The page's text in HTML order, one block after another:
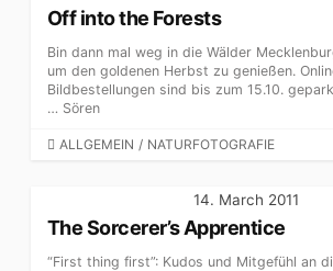
Off into the Forests
Bin dann mal weg in die Wälder
um den goldenen Herbst zu genießen.
Bildbestellungen sind bis zum 15.10.
… Sören
CATEGORIES
ALLGEMEIN / NATURFOTOGRAFIE
14. March 2011
The Sorcerer’s Apprentice
“First thing first”: Kudos und Mitgefühl an